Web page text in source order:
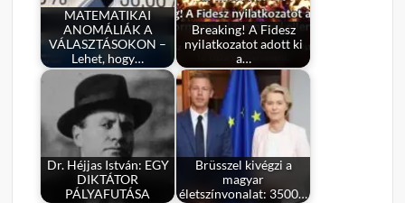
MATEMATIKAI
ANOMÁLIÁK A
VÁLASZTÁSOKON –
Lehet, hogy…
Breaking! A Fidesz
nyilatkozatot adott ki
a…
Dr. Héjjas István: EGY
DIKTÁTOR
PÁLYAFUTÁSA
Brüsszel kivégzi a
magyar
életszínvonalat: 3500…